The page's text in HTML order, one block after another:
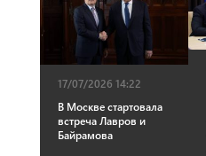
17/07/2026 14:22
В Москве стартовала
встреча Лавров и
Байрамова